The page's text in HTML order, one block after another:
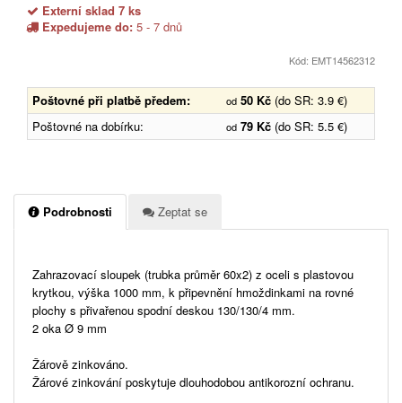
Externí sklad 7 ks
Expedujeme do: 5 - 7 dnů
Kód: EMT14562312
Poštovné při platbě předem: od 50 Kč (do SR: 3.9 €)
Poštovné na dobírku:
od 79 Kč (do SR: 5.5 €)
Podrobnosti Zeptat se
Zahrazovací sloupek (trubka průměr 60x2) z oceli s plastovou
krytkou, výška 1000 mm, k připevnění hmoždinkami na rovné
plochy s přivařenou spodní deskou 130/130/4 mm.
2 oka Ø 9 mm
Žárově zinkováno.
Žárové zinkování poskytuje dlouhodobou antikorozní ochranu.